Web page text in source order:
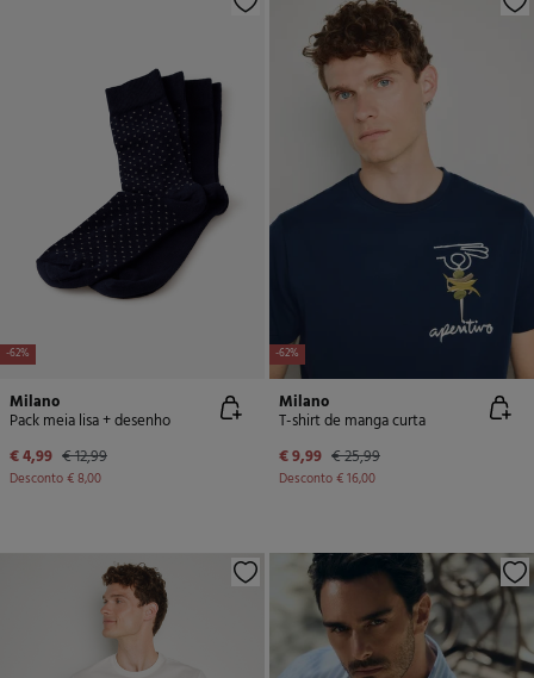
-62%
Milano
Pack meia lisa + desenho
€ 4,99 € 12,99
Desconto€ 8,00
-62%
Milano
T-shirt de manga curta
€ 9,99 € 25,99
Desconto€ 16,00